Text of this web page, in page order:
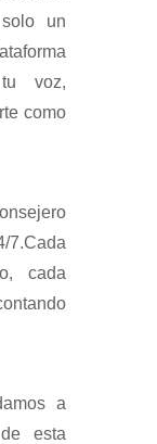
un
voz,
como
cada
a
esta